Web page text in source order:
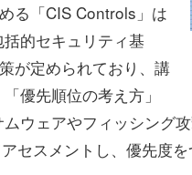
る「CIS Controls」は
的セキュリティ基
が定められており、講
優先順位の考え方」
ウェアやフィッシング
セスメントし、優先度